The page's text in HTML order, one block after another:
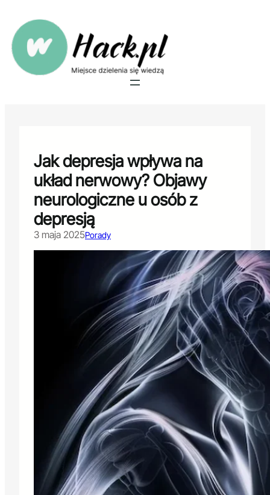
treści
Jak depresja wpływa na
układ nerwowy? Objawy
neurologiczne u osób z
depresją
3 maja 2025Porady